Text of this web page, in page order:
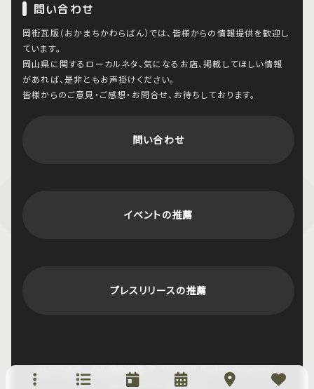
問い合わせ
岡街瓦版（おかまちかわらばん）では、皆様からの情報提供を歓迎し
ています。
岡山県に関するローカルネタ、気になるお店、掲載してほしい情報
があれば、是非ともお声掛けください。
皆様からのご意見・ご感想・お問合せ、お待ちしております。
問い合わせ
イベントの推薦
プレスリリースの推薦
おかやまポータル岡街瓦版© 2024 All Rights Reserved.
Designed by NoctLLC